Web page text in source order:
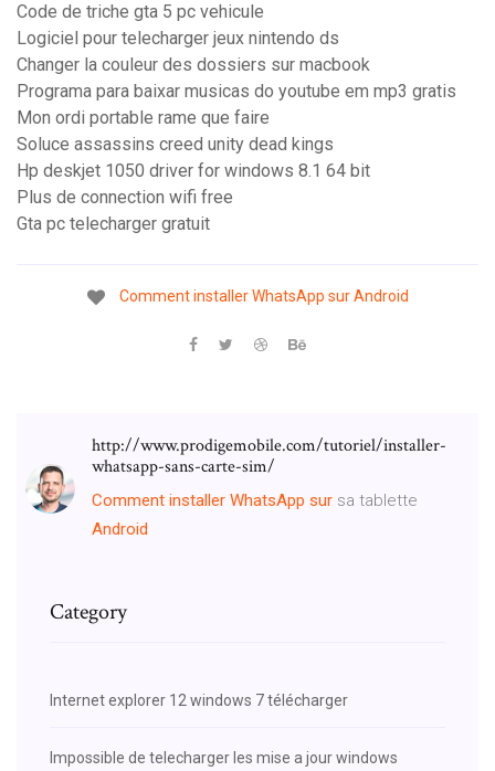
Code de triche gta 5 pc vehicule
Logiciel pour telecharger jeux nintendo ds
Changer la couleur des dossiers sur macbook
Programa para baixar musicas do youtube em mp3 gratis
Mon ordi portable rame que faire
Soluce assassins creed unity dead kings
Hp deskjet 1050 driver for windows 8.1 64 bit
Plus de connection wifi free
Gta pc telecharger gratuit
Comment installer WhatsApp sur Android
http://www.prodigemobile.com/tutoriel/installer-
whatsapp-sans-carte-sim/
Comment installer WhatsApp sur sa tablette
Android
Category
Internet explorer 12 windows 7 télécharger
Impossible de telecharger les mise a jour windows